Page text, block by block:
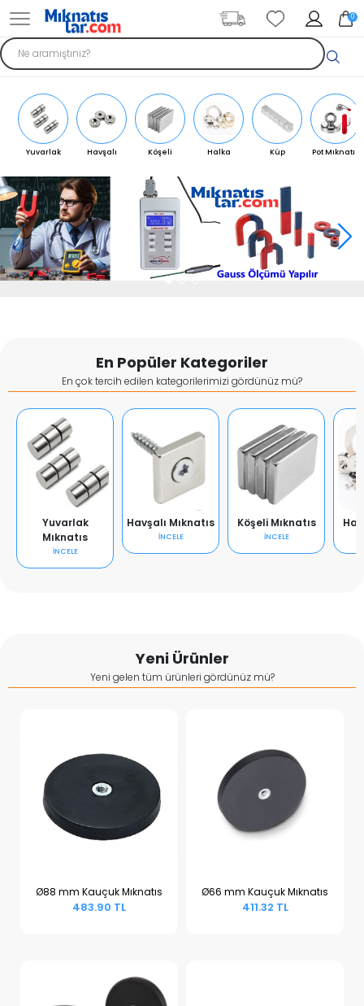
0
Yuvarlak
Havşalı
Köşeli
Halka
Küp
Pot Mıknatıs
En Popüler Kategoriler
En çok tercih edilen kategorilerimizi gördünüz mü?
Yuvarlak
Mıknatıs
İNCELE
Havşalı Mıknatıs
İNCELE
Köşeli Mıknatıs
İNCELE
Yeni Ürünler
Yeni gelen tüm ürünleri gördünüz mü?
Sepete Ekle
Ø88 mm Kauçuk Mıknatıs
483.90 TL Sepete Ekle
Ø66 mm Kauçuk Mıknatıs
411.32 TL